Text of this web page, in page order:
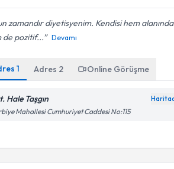
zamandır diyetisyenim. Kendisi hem
de pozitif...
Devamı
1 Adres 2 Online Görüşme
Hale Taşgın
Mahallesi Cumhuriyet Caddesi No:115